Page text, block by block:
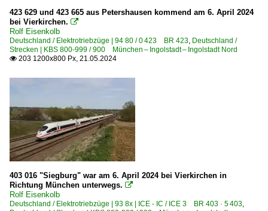
423 629 und 423 665 aus Petershausen kommend am 6. April 2024
bei Vierkirchen. 
Rolf Eisenkolb
Deutschland / Elektrotriebzüge | 94 80 / 0 423 BR 423, Deutschland /
Strecken | KBS 800-999 / 900 München – Ingolstadt – Ingolstadt Nord
 203 1200x800 Px, 21.05.2024
403 016 "Siegburg" war am 6. April 2024 bei Vierkirchen in
Richtung München unterwegs. 
Rolf Eisenkolb
Deutschland / Elektrotriebzüge | 93 8x | ICE - IC / ICE 3 BR 403 · 5 403,